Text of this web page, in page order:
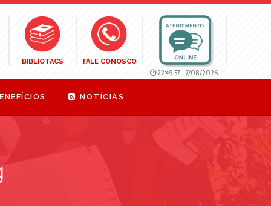
22:49:58 - 7/08/2026
BIBLIOTACS FALE CONOSCO
NOTÍCIAS